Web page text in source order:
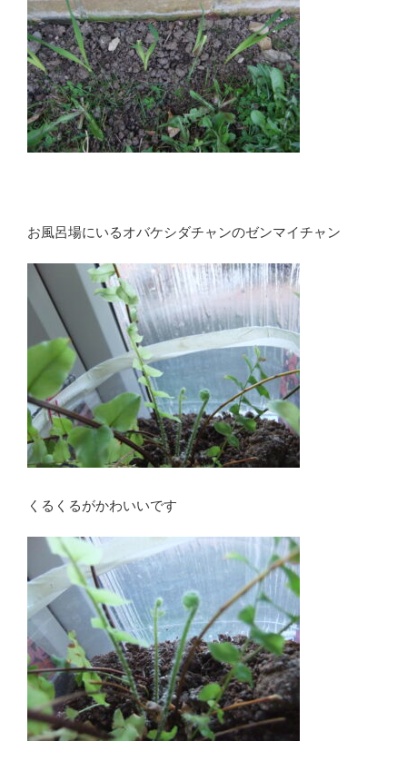
お風呂場にいるオバケシダチャンのゼンマイチャン
くるくるがかわいいです